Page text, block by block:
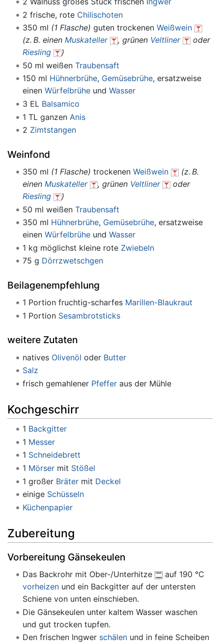
2 frische, rote Chilischoten
350 ml (1 Flasche) guten trockenen Weißwein
(z. B. einen Muskateller , grünen Veltliner
oder
Riesling
)
50 ml weißen Traubensaft
150 ml Hühnerbrühe, Gemüsebrühe, ersatzweise
einen Würfelbrüheund Wasser
3 EL Balsamico
1 TL ganzen Anis
2 Zimtstangen
Weinfond
350 ml (1 Flasche) trockenen Weißwein
(z. B.
einen Muskateller , grünen Veltliner
oder
Riesling
)
50 ml weißen Traubensaft
350 ml Hühnerbrühe, Gemüsebrühe, ersatzweise
einen Würfelbrüheund Wasser
1 kg möglichst kleine rote Zwiebeln
75 g Dörrzwetschgen
Beilagenempfehlung
1 Portion fruchtig-scharfes Marillen-Blaukraut
1 Portion Sesambrotsticks
weitere Zutaten
natives Olivenöl oder Butter
Salz
frisch gemahlener Pfefferaus der Mühle
Kochgeschirr
1 Backgitter
1 Messer
1 Schneidebrett
1 Mörsermit Stößel
1 großer Brätermit Deckel
einige Schüsseln
Küchenpapier
Zubereitung
Vorbereitung Gänsekeulen
Das Backrohr mit Ober-/Unterhitze
auf 190 °C
vorheizenund ein Backgitter auf der untersten
Schiene von unten einschieben.
Die Gänsekeulen unter kaltem Wasser waschen
und gut trocken tupfen.
Den frischen Ingwer schälenund in feine Scheiben